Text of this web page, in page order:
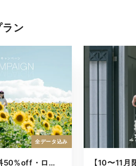
ン
【7〜9月限定】基本料50%off・ロケキャンペーン
全データ込み